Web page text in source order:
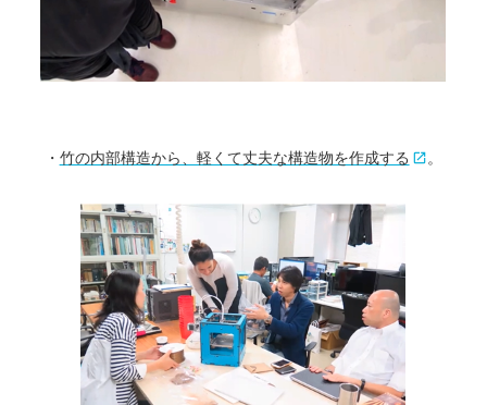
・ 竹の内部構造から、軽くて丈夫な構造物を作成する 。